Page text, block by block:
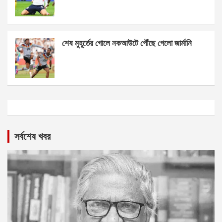
শেষ মুহূর্তের গোলে নকআউটে পৌঁছে গেলো জার্মানি
সর্বশেষ খবর